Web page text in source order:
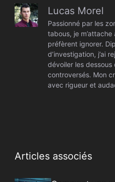
Lucas Morel
Passionné par les
tabous, je
préfèrent ignorer.
d’investigation, j’ai
dévoiler les
controversés. Mon
avec rigueur et
Articles associés